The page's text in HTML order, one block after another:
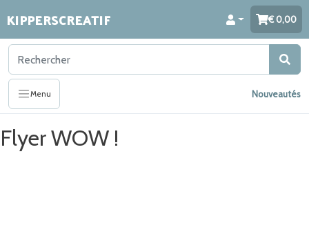
KIPPERSCREATIF 0,00
Menu Nouveautés
Flyer WOW !